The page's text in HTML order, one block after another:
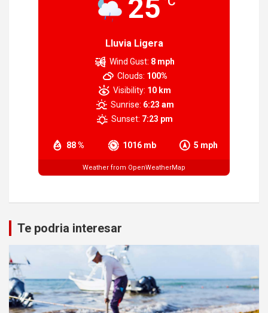
25
Lluvia Ligera
88 % 1016 mb 5 mph
Wind Gust: 8 mph
Clouds: 100%
Visibility: 10 km
Sunrise: 6:23 am
Sunset: 7:23 pm
Weather from OpenWeatherMap
Te podria interesar